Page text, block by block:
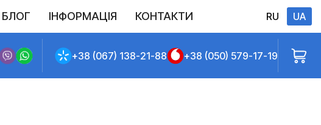
БЛОГ ІНФОРМАЦІЯ КОНТАКТИ RU UA
+38 (067) 138-21-88 +38 (050) 579-17-19